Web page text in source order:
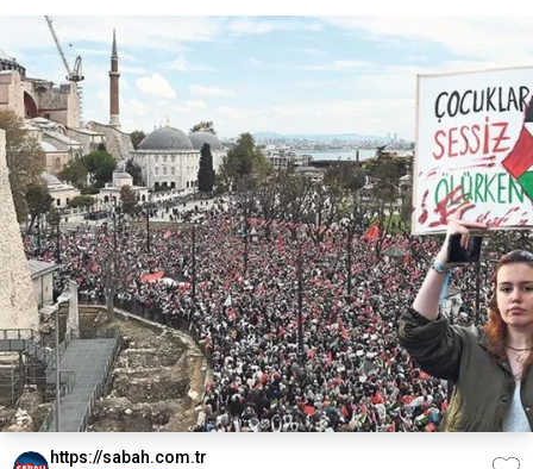
https://sabah.com.tr